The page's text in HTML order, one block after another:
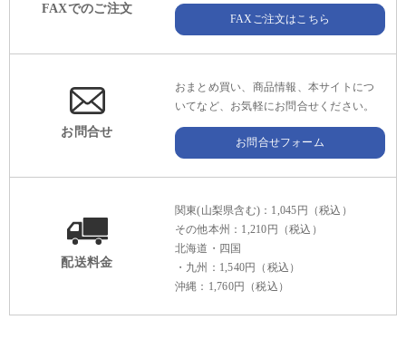
FAXでのご注文
FAXご注文はこちら
お問合せ
おまとめ買い、商品情報、本サイトにつ
いてなど、お気軽にお問合せください。
お問合せフォーム
配送料金
関東(山梨県含む)：1,045円（税込）
その他本州：1,210円（税込）
北海道・四国
・九州：1,540円（税込）
沖縄：1,760円（税込）